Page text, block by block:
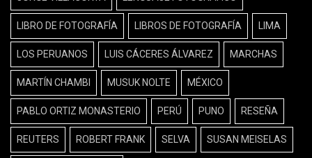
LIBRO DE FOTOGRAFÍA LIBROS DE FOTOGRAFÍA LIMA
LOS PERUANOS LUIS CÁCERES ÁLVAREZ MARCHAS
MARTÍN CHAMBI MUSUK NOLTE MÉXICO
PABLO ORTIZ MONASTERIO PERÚ PUNO RESEÑA
REUTERS ROBERT FRANK SELVA SUSAN MEISELAS